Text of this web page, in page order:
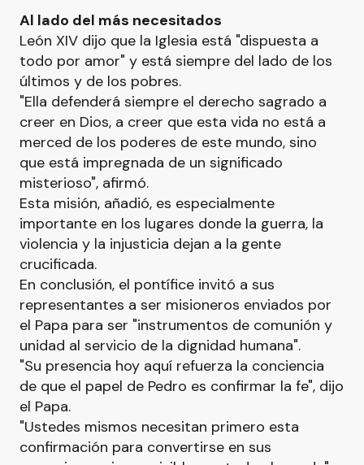
Al lado del más necesitados
León XIV dijo que la Iglesia está "dispuesta a
todo por amor" y está siempre del lado de los
últimos y de los pobres.
"Ella defenderá siempre el derecho sagrado a
creer en Dios, a creer que esta vida no está a
merced de los poderes de este mundo, sino
que está impregnada de un significado
misterioso", afirmó.
Esta misión, añadió, es especialmente
importante en los lugares donde la guerra, la
violencia y la injusticia dejan a la gente
crucificada.
En conclusión, el pontífice invitó a sus
representantes a ser misioneros enviados por
el Papa para ser "instrumentos de comunión y
unidad al servicio de la dignidad humana".
"Su presencia hoy aquí refuerza la conciencia
de que el papel de Pedro es confirmar la fe", dijo
el Papa.
"Ustedes mismos necesitan primero esta
confirmación para convertirse en sus